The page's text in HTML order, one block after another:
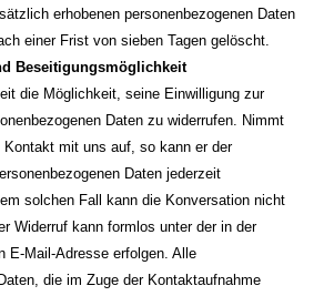
erhobenen personenbezogenen Daten
einer Frist von sieben Tagen gelöscht.
Beseitigungsmöglichkeit
die Möglichkeit, seine Einwilligung zur
Daten zu widerrufen. Nimmt
Kontakt mit uns auf, so kann er der
Daten jederzeit
solchen Fall kann die Konversation nicht
Widerruf kann formlos unter der in der
E-Mail-Adresse erfolgen. Alle
die im Zuge der Kontaktaufnahme